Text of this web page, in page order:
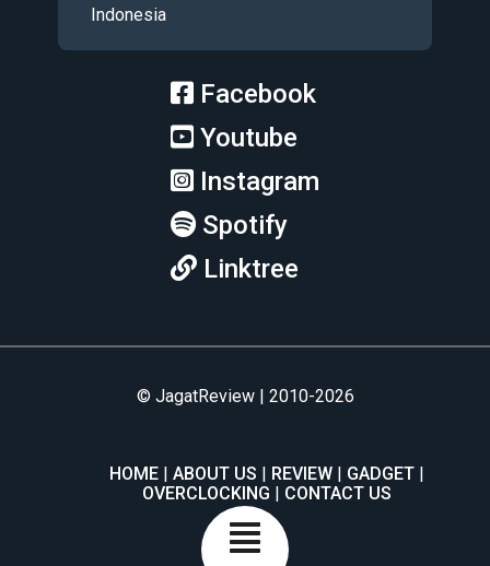
Indonesia
Facebook
Youtube
Instagram
Spotify
Linktree
© JagatReview | 2010-2026
HOME ABOUT US REVIEW
GADGET
OVERCLOCKING
CONTACT US